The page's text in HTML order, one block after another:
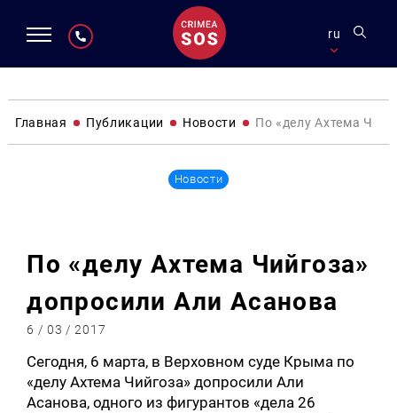
ru
Главная Публикации Новости По «делу Ахтема
Новости
По «делу Ахтема Чийгоза»
допросили Али Асанова
6 / 03 / 2017
Сегодня, 6 марта, в Верховном суде Крыма по
«делу Ахтема Чийгоза» допросили Али
Асанова, одного из фигурантов «дела 26